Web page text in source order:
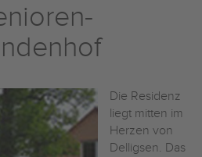
Die Residenz
liegt mitten im
Herzen von
Delligsen. Das